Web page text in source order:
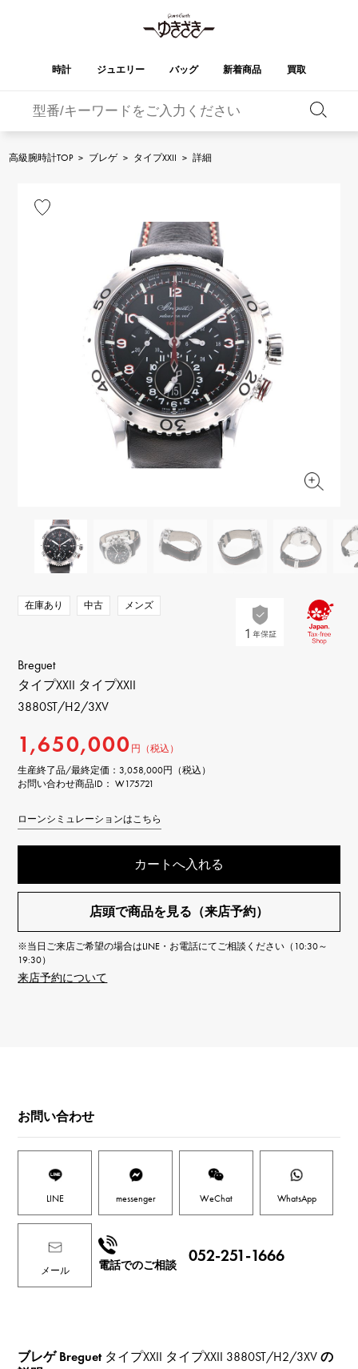
時計 ジュエリー バッグ 新着商品 買取
PATEK PHILIPPE
パテック・フィリップ
IWC
IWC
FRANCK MULLER
フランク・ミュラー
RICHARD MILLE
リシャール・ミル
VACHERON
CONSTANTIN
ヴァシュロン・コンスタ
ンタン
PANERAI
パネライ
AUDEMARS PIGUET
オーデマ・ピゲ
JAEGER LE COULTRE
ジャガー・ルクルト
Cartier
カルティエ
ZENITH
ゼニス タグホイヤー
DUNAMIS
デュナミス
TABLE CLOCK
VINTAGE WATCH
ヴィンテージウォッチ
YUKIZAKI
ジュエリー
ジュエリー
ノンブル
NOMBRE putite
ノンブルプティ
ALPHA
アルファ
ALPHA putite
アルファプティ
eclat
エクラ
RICH CROSS
リッチクロス
TwinPinky
ツインピンキー
ANGLER
アングラー
ETERNITY
エタニティ
HIMAWARI YUKIZAKI BACHIKAN
ゆきざき バチカン
オリジナルジュエリー一覧へ
バーキン オータクロア
チャーム
その他
エルメスバッグ
高級腕時計TOP > ブレゲ > タイプXXII > 詳細
在庫あり 中古 メンズ
Breguet
タイプXXII タイプXXII
3880ST/H2/3XV
1,650,000 円（税込）
生産終了品/最終定価：3,058,000円（税込）
お問い合わせ商品ID： W175721
ローンシミュレーションはこちら
カートへ入れる
店頭で商品を見る（来店予約）
※当日ご来店ご希望の場合はLINE・お電話にてご相談ください（10:30～
19:30）
来店予約について
お問い合わせ
LINE messenger WeChat WhatsApp
メール 電話でのご相談
052-251-1666
ブレゲ Breguet タイプXXII タイプXXII 3880ST/H2/3XV の